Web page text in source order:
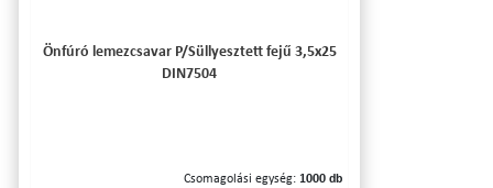
Önfúró lemezcsavar P/Süllyesztett fejű 3,5x25
DIN7504
Csomagolási egység: 1000 db